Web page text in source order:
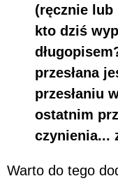
(ręcznie lub
kto dziś
przesłana
przesłaniu
ostatnim
czynienia...
Warto do tego